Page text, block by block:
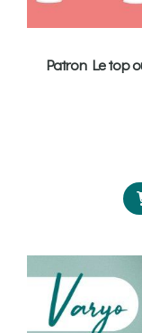
Patron Le top